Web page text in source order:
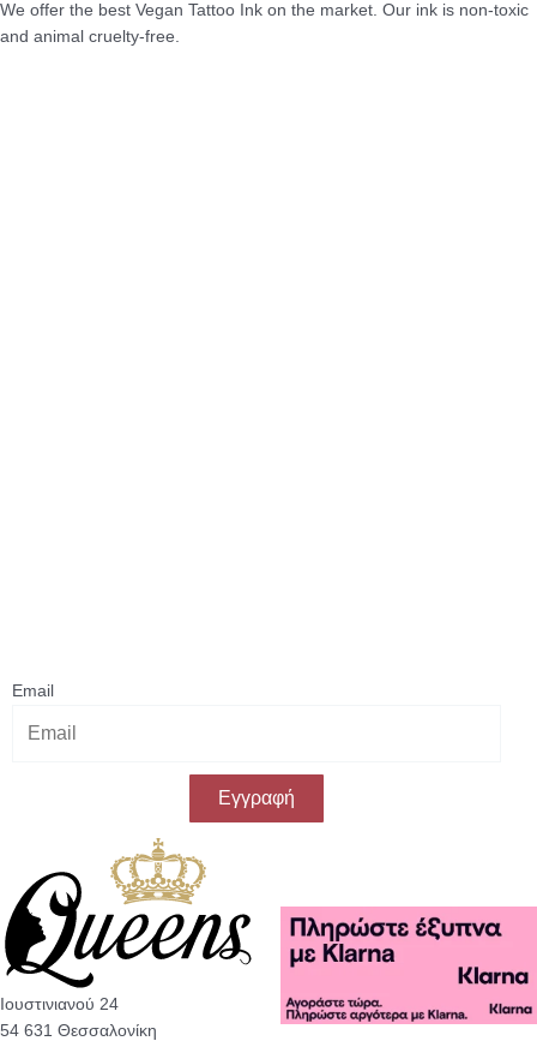
We offer the best Vegan Tattoo Ink on the market. Our ink is non-toxic
and animal cruelty-free.
Email
Εγγραφή
Ιουστινιανού 24
54 631 Θεσσαλονίκη